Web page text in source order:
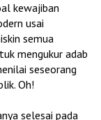
kewajiban
usai
semua
mengukur adab
seseorang
Oh!
selesai pada